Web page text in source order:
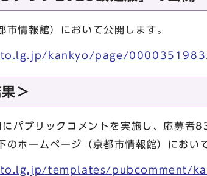
情報館）において公開します。
kankyo/page/
＞
ブリックコメントを実施し、応募者
のホームページ（京都市情報館）におい
templates/pubcomment/